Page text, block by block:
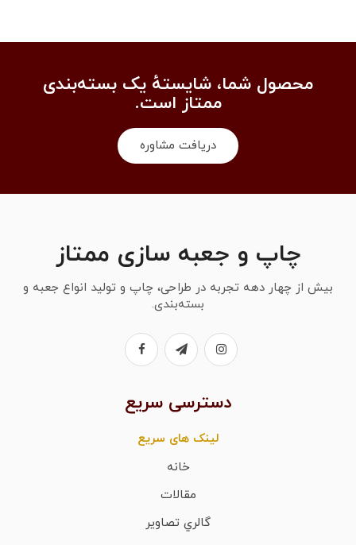
محصول شما، شایستهٔ یک بسته‌بندی
ممتاز است.
دریافت مشاوره
چاپ و جعبه سازی ممتاز
بیش از چهار دهه تجربه در طراحی، چاپ و تولید انواع جعبه و
بسته‌بندی.
دسترسی سریع
لینک های سریع
خانه
مقالات
گالري تصاوير